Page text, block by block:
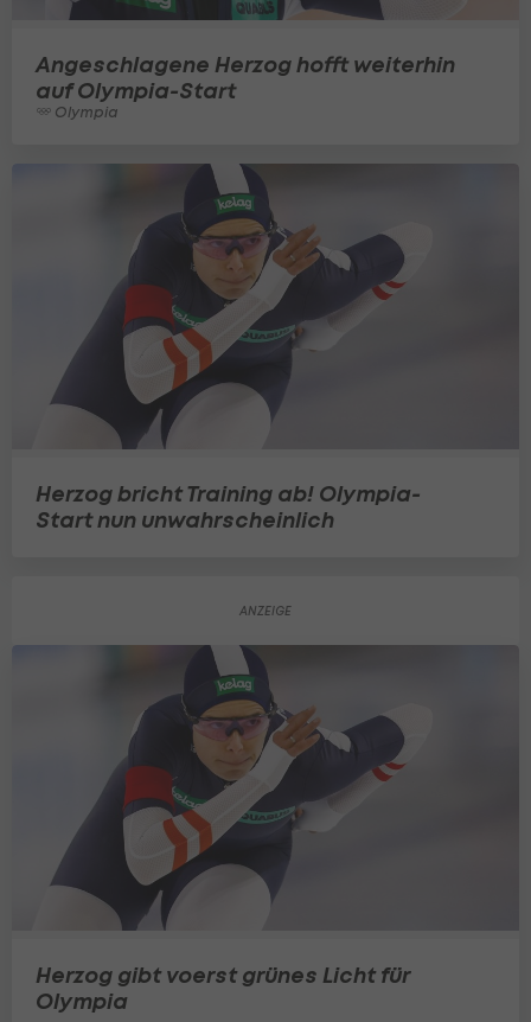
Angeschlagene Herzog hofft weiterhin
auf Olympia-Start
Olympia
Herzog bricht Training ab! Olympia-
Start nun unwahrscheinlich
Herzog gibt voerst grünes Licht für
Olympia